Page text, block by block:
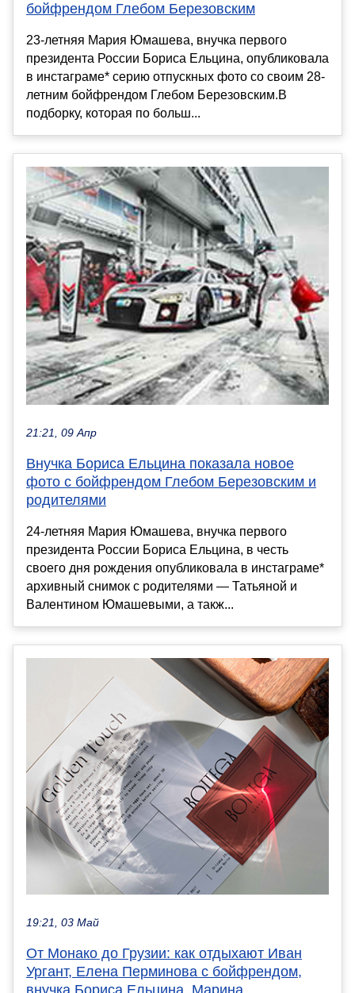
бойфрендом Глебом Березовским
23-летняя Мария Юмашева, внучка первого
президента России Бориса Ельцина, опубликовала
в инстаграме* серию отпускных фото со своим 28-
летним бойфрендом Глебом Березовским.В
подборку, которая по больш...
21:21, 09 Апр
Внучка Бориса Ельцина показала новое
фото с бойфрендом Глебом Березовским и
родителями
24-летняя Мария Юмашева, внучка первого
президента России Бориса Ельцина, в честь
своего дня рождения опубликовала в инстаграме*
архивный снимок с родителями — Татьяной и
Валентином Юмашевыми, а такж...
19:21, 03 Май
От Монако до Грузии: как отдыхают Иван
Ургант, Елена Перминова с бойфрендом,